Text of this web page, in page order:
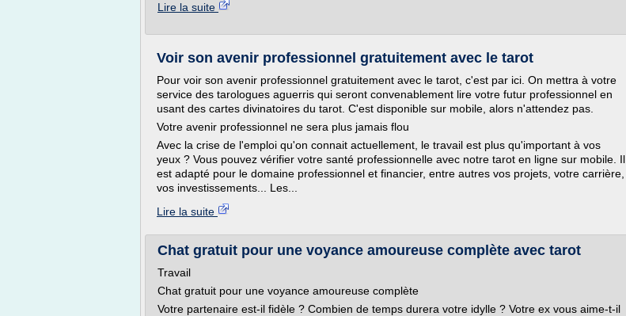
Lire la suite
Voir son avenir professionnel gratuitement avec le tarot
Pour voir son avenir professionnel gratuitement avec le tarot, c'est par ici. On mettra à votre
service des tarologues aguerris qui seront convenablement lire votre futur professionnel en
usant des cartes divinatoires du tarot. C'est disponible sur mobile, alors n'attendez pas.
Votre avenir professionnel ne sera plus jamais flou
Avec la crise de l'emploi qu'on connait actuellement, le travail est plus qu'important à vos
yeux ? Vous pouvez vérifier votre santé professionnelle avec notre tarot en ligne sur mobile. Il
est adapté pour le domaine professionnel et financier, entre autres vos projets, votre carrière,
vos investissements... Les...
Lire la suite
Chat gratuit pour une voyance amoureuse complète avec tarot
Travail
Chat gratuit pour une voyance amoureuse complète
Votre partenaire est-il fidèle ? Combien de temps durera votre idylle ? Votre ex vous aime-t-il